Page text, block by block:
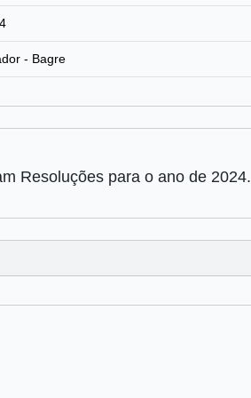
- Bagre
Resoluções para o ano de 2024.